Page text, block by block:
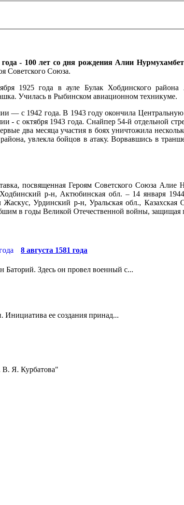
года - 100 лет со дня рождения Алии
Советского Союза.
1925 года в ауле Булак Хобдинского
Училась в Рыбинском авиационном техникуме.
— с 1942 года. В 1943 году окончила
- с октября 1943 года. Снайпер 54-й отдельной
два месяца участия в боях уничтожила
увлекла бойцов в атаку. Ворвав­шись в
посвященная Героям Советского Союза Алие
Ходбинский р-н, Актюбинская обл. – 14 января
Жаскус, Урдинский р-н, Уральская обл.,
в годы Великой Отечественной войны, защищая
8 августа 1581 года
Баторий. Здесь он провел военный с...
Инициатива ее создания принад...
В. Я. Курбатова"